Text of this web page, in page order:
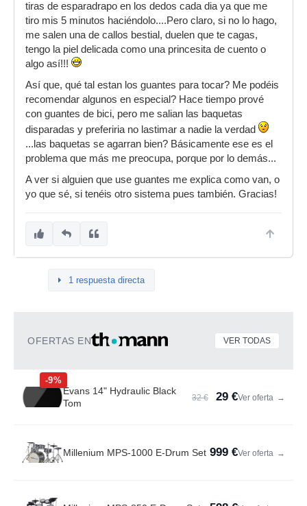
tiras de esparadrapo en los dedos cada dia ya que me
tiro mis 5 minutos haciéndolo....Pero claro, si no lo hago,
me salen una de callos bestial, duelen que te cagas,
tengo la piel delicada como una princesita de cuento o
algo así!!!
Así que, qué tal estan los guantes para tocar? Me podéis
recomendar algunos en especial? Hace tiempo prové
con guantes de bici, pero me salian las baquetas
disparadas y preferiria no lastimar a nadie la verdad
...las baquetas se agarran bien? Básicamente ese es el
problema que más me preocupa, porque por lo demás...
A ver si alguien que use guantes me explica como van, o
yo que sé, si tenéis otro sistema pues también. Gracias!
1 respuesta directa
OFERTAS EN VER TODAS
-9%
Evans 14" Hydraulic Black
Tom
32 € 29 €Ver oferta →
Millenium MPS-1000 E-Drum Set 999 €Ver oferta →